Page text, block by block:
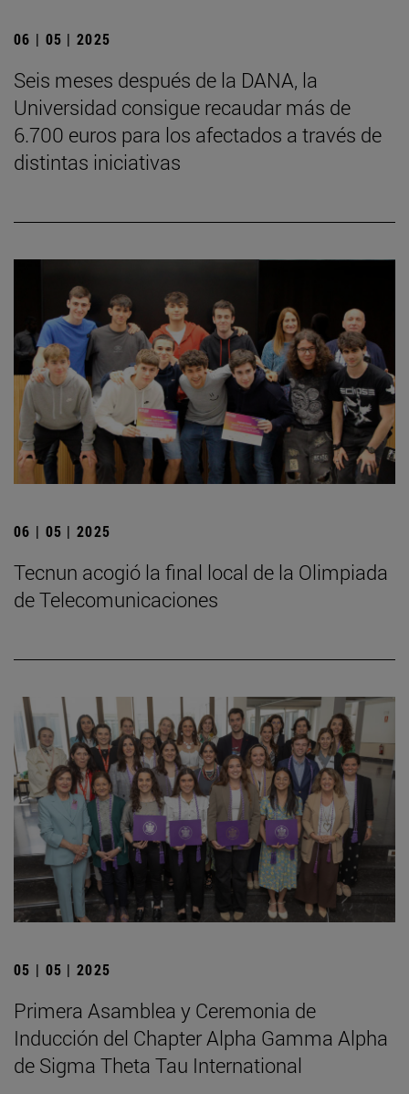
06 | 05 | 2025
Seis meses después de la DANA, la
Universidad consigue recaudar más de
6.700 euros para los afectados a través de
distintas iniciativas
06 | 05 | 2025
­Tecnun acogió la final local de la Olimpiada
de Telecomunicaciones
05 | 05 | 2025
Primera Asamblea y Ceremonia de
Inducción del Chapter Alpha Gamma Alpha
de Sigma Theta Tau International